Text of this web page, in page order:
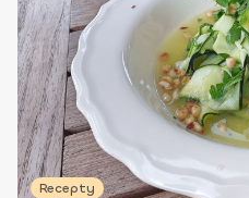
Recepty